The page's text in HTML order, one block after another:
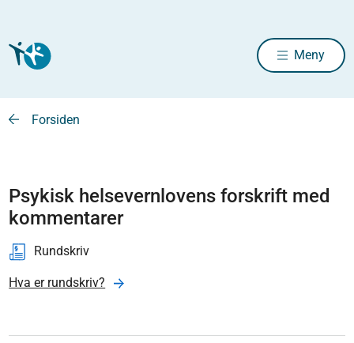
Meny
Forsiden
Psykisk helsevernlovens forskrift med
kommentarer
Rundskriv
Hva er rundskriv?